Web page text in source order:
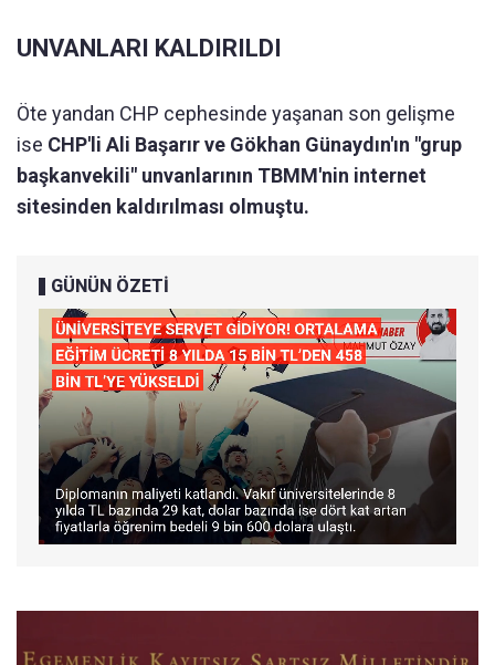
UNVANLARI KALDIRILDI
Öte yandan CHP cephesinde yaşanan son gelişme
ise CHP'li Ali Başarır ve Gökhan Günaydın'ın "grup
başkanvekili" unvanlarının TBMM'nin internet
sitesinden kaldırılması olmuştu.
GÜNÜN ÖZETİ